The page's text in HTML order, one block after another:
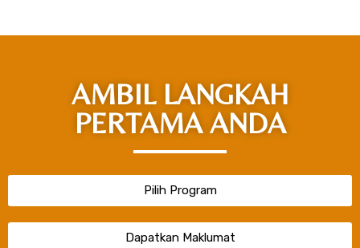
AMBIL LANGKAH
PERTAMA ANDA
Pilih Program
Dapatkan Maklumat